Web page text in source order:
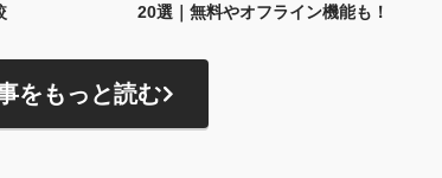
20選｜無料やオフライン機能も！
をもっと読む